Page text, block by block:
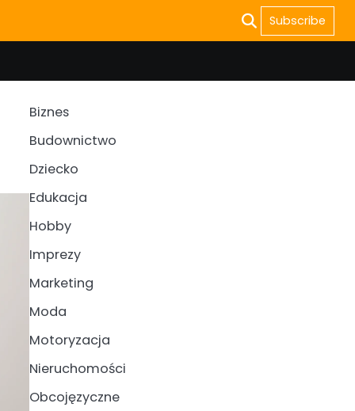
Subscribe
Biznes
Budownictwo
Dziecko
Edukacja
Hobby
Imprezy
Marketing
Moda
Motoryzacja
Nieruchomości
Obcojęzyczne